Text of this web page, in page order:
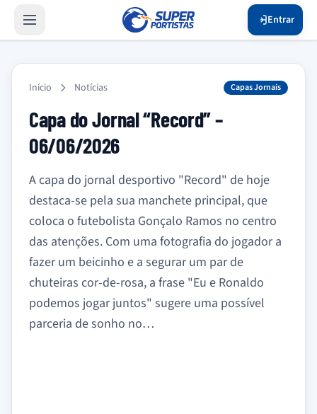
Entrar
Início Notícias Capas Jornais
Capa do Jornal “Record” –
06/06/2026
A capa do jornal desportivo "Record" de hoje
destaca-se pela sua manchete principal, que
coloca o futebolista Gonçalo Ramos no centro
das atenções. Com uma fotografia do jogador a
fazer um beicinho e a segurar um par de
chuteiras cor-de-rosa, a frase "Eu e Ronaldo
podemos jogar juntos" sugere uma possível
parceria de sonho no…